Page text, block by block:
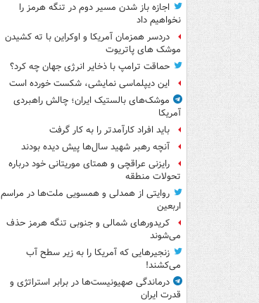
اجازه باز شدن مسیر دوم در تنگه هرمز را
نخواهیم داد
دردسر همزمان آمریکا و اوکراین با ته کشیدن
موشک های پاتریوت
حماقت ترامپ با ذخایر انرژی جهان چه کرد؟
این دیپلماسی نمایشی، شکست خورده است
موشک‌های بالستیک ایران؛ چالش راهبردی
آمریکا
باید افراد کارآمدتر را به کار گرفت
آنچه رهبر شهید سال‌ها پیش دیده بودند
رایزنی عراقچی و همتای موریتانی خود درباره
تحولات منطقه
روایتی از همدلی و همسویی ملت‌ها در مراسم
اربعین
کریدورهای شمالی و جنوبی تنگه هرمز حذف
می‌شوند
زنجیرهایی که آمریکا را به زیر سطح آب
می‌کشند!
درماندگی صهیونیست‌ها در برابر استراتژی و
قدرت ایران